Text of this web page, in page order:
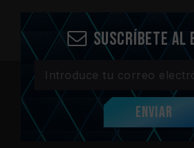
Suscríbete al
Enviar